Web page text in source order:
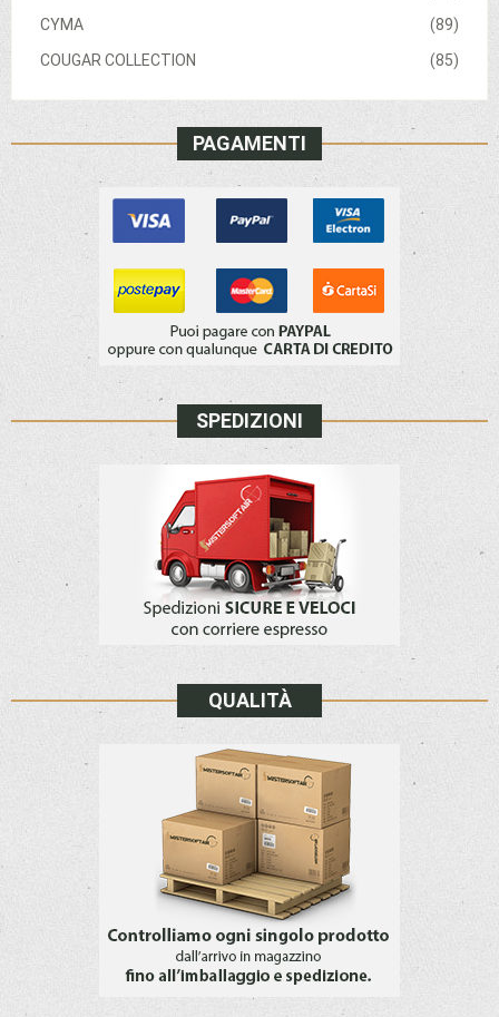
(89)
CYMA
(85)
COUGAR COLLECTION
PAGAMENTI
SPEDIZIONI
QUALITÀ